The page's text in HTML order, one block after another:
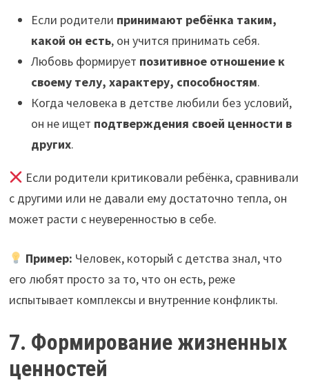
Если родители принимают ребёнка таким,
какой он есть, он учится принимать себя.
Любовь формирует позитивное отношение к
своему телу, характеру, способностям.
Когда человека в детстве любили без условий,
он не ищет подтверждения своей ценности в
других.
Если родители критиковали ребёнка, сравнивали
с другими или не давали ему достаточно тепла, он
может расти с неуверенностью в себе.
Пример: Человек, который с детства знал, что
его любят просто за то, что он есть, реже
испытывает комплексы и внутренние конфликты.
7. Формирование жизненных
ценностей